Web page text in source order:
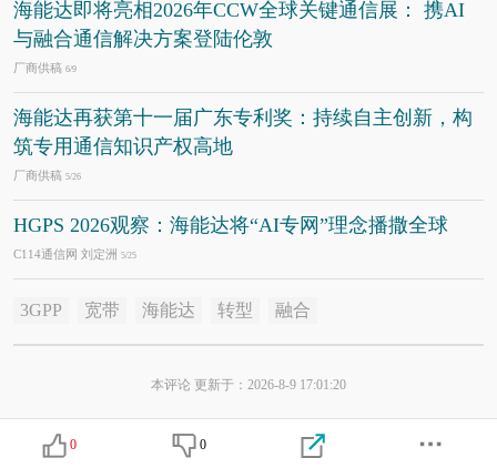
海能达即将亮相2026年CCW全球关键通信展： 携AI
与融合通信解决方案登陆伦敦
厂商供稿 6/9
海能达再获第十一届广东专利奖：持续自主创新，构
筑专用通信知识产权高地
厂商供稿 5/26
HGPS 2026观察：海能达将“AI专网”理念播撒全球
C114通信网 刘定洲 5/25
3GPP 宽带 海能达 转型 融合
本评论 更新于：2026-8-9 17:01:20
0 0